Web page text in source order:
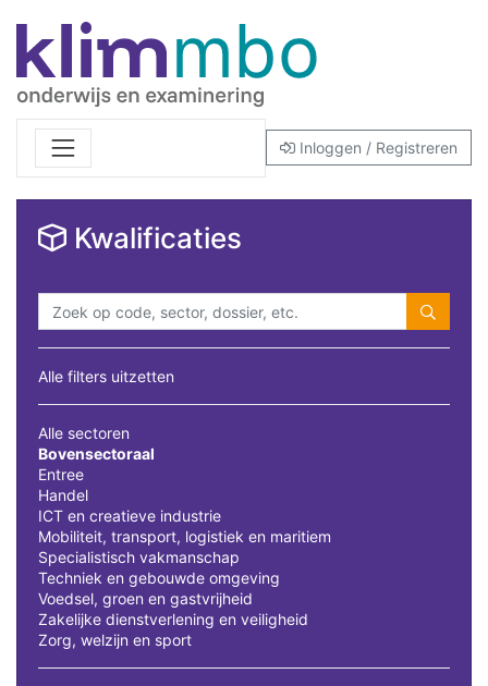
Inloggen / Registreren
Kwalificaties
Alle filters uitzetten
Alle sectoren
Bovensectoraal
Entree
Handel
ICT en creatieve industrie
Mobiliteit, transport, logistiek en maritiem
Specialistisch vakmanschap
Techniek en gebouwde omgeving
Voedsel, groen en gastvrijheid
Zakelijke dienstverlening en veiligheid
Zorg, welzijn en sport